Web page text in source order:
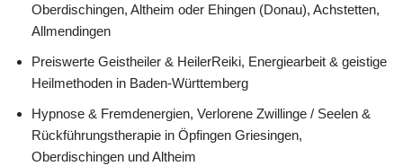
Oberdischingen, Altheim oder Ehingen (Donau), Achstetten,
Allmendingen
Preiswerte Geistheiler & HeilerReiki, Energiearbeit & geistige
Heilmethoden in Baden-Württemberg
Hypnose & Fremdenergien, Verlorene Zwillinge / Seelen &
Rückführungstherapie in Öpfingen Griesingen,
Oberdischingen und Altheim